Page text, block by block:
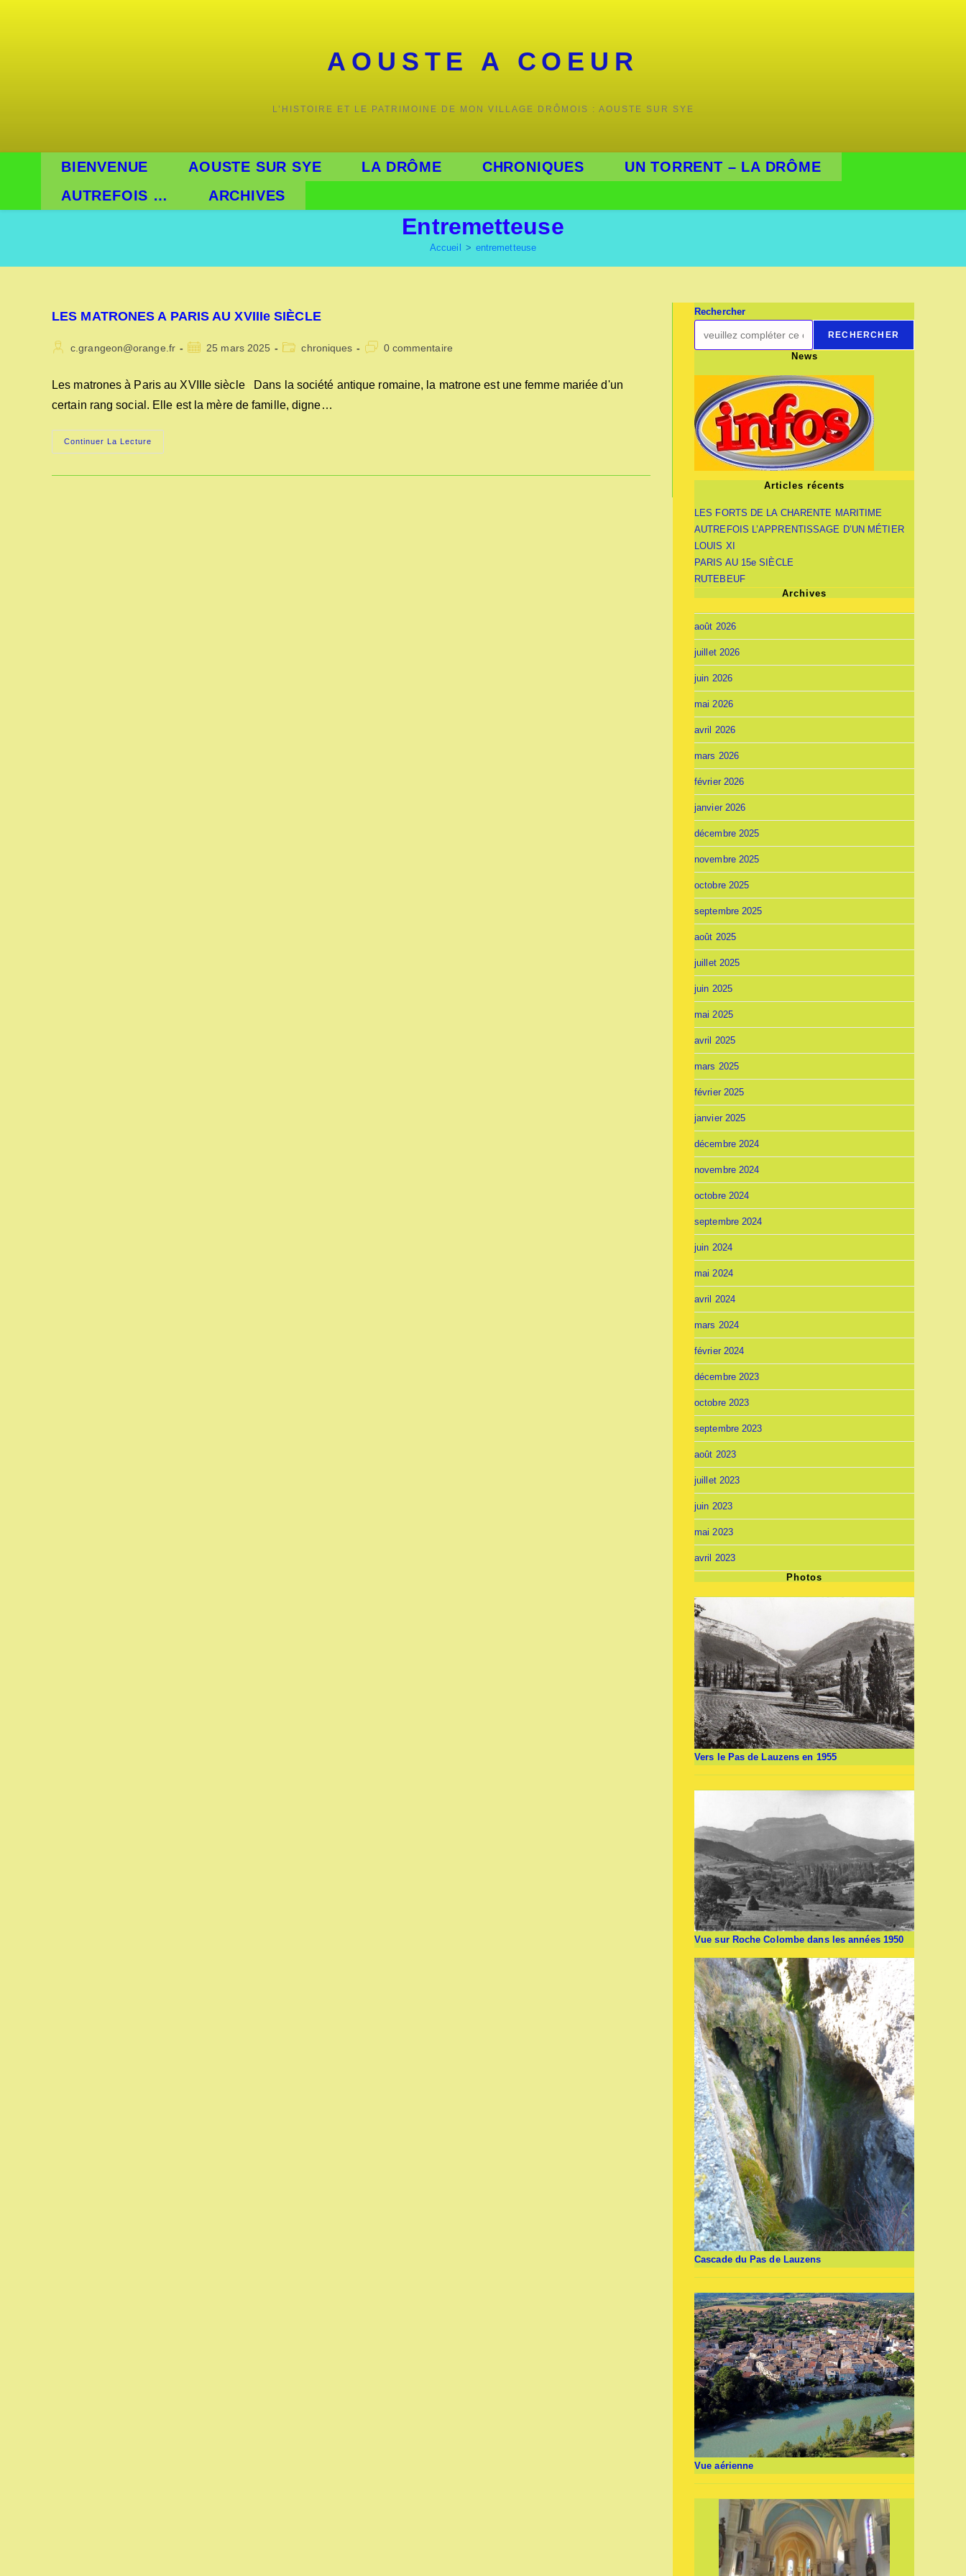
AOUSTE A COEUR
L’HISTOIRE ET LE PATRIMOINE DE MON VILLAGE DRÔMOIS : AOUSTE SUR SYE
BIENVENUE AOUSTE SUR SYE LA DRÔME CHRONIQUES
UN TORRENT – LA DRÔME
AUTREFOIS …
ARCHIVES
Entremetteuse
Accueil > entremetteuse
LES MATRONES A PARIS AU XVIIIe SIÈCLE
Auteur/autrice
publication :
c.grangeon@orange.fr
Publication
25 mars 2025
Postchroniques
Commentaires
publication :
0 commentaire
Les matrones à Paris au XVIIIe siècle Dans la société antique romaine, la matrone est une femme mariée d'un
certain rang social. Elle est la mère de famille, digne…
Continuer La Lecture
MATRONES
Rechercher
RECHERCHER
News
Articles récents
LES FORTS DE LA CHARENTE MARITIME
AUTREFOIS L’APPRENTISSAGE D’UN MÉTIER
LOUIS XI
PARIS AU 15e SIÈCLE
RUTEBEUF
Archives
août 2026
juillet 2026
juin 2026
mai 2026
avril 2026
mars 2026
février 2026
janvier 2026
décembre 2025
novembre 2025
octobre 2025
septembre 2025
août 2025
juillet 2025
juin 2025
mai 2025
avril 2025
mars 2025
février 2025
janvier 2025
décembre 2024
novembre 2024
octobre 2024
septembre 2024
juin 2024
mai 2024
avril 2024
mars 2024
février 2024
décembre 2023
octobre 2023
septembre 2023
août 2023
juillet 2023
juin 2023
mai 2023
avril 2023
Photos
Vers le Pas de Lauzens en 1955
Vue sur Roche Colombe dans les années 1950
Cascade du Pas de Lauzens
Vue aérienne